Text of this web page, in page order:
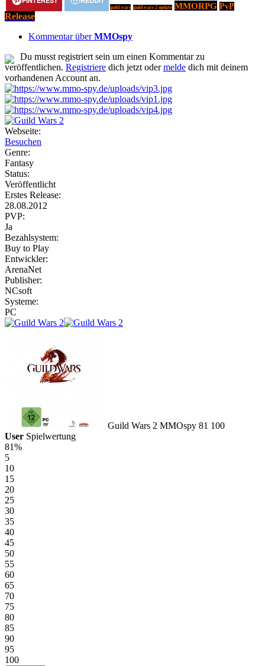
guild wars guild wars 2 update MMORPG PvP
Release
Kommentar überMMOspy
Du musst registriert sein um einen Kommentar zu
veröffentlichen. Registriere dich jetzt odermelde dich mit deinem
vorhandenen Account an.
Webseite:
Besuchen
Genre:
Fantasy
Status:
Veröffentlicht
Erstes Release:
28.08.2012
PVP:
Ja
Bezahlsystem:
Buy to Play
Entwickler:
ArenaNet
Publisher:
NCsoft
Systeme:
PC
Guild Wars 2 MMOspy 81 100
User Spielwertung
81%
5
10
15
20
25
30
35
40
45
50
55
60
65
70
75
80
85
90
95
100